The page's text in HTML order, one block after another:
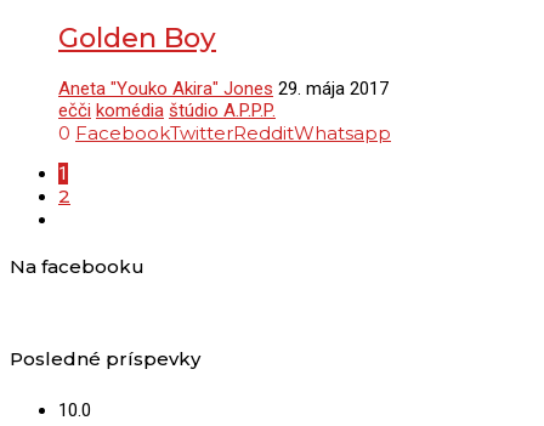
Golden Boy
Aneta "Youko Akira" Jones 29. mája 2017
ečči komédia štúdio A.P.P.P.
0 FacebookTwitterRedditWhatsapp
1
2
Na facebooku
Posledné príspevky
10.0